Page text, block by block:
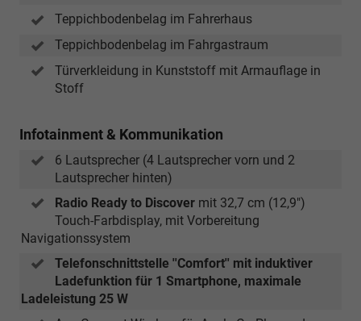
Teppichbodenbelag im Fahrerhaus
Teppichbodenbelag im Fahrgastraum
Türverkleidung in Kunststoff mit Armauflage in
Stoff
Infotainment & Kommunikation
6 Lautsprecher (4 Lautsprecher vorn und 2
Lautsprecher hinten)
Radio Ready to Discover mit 32,7 cm (12,9")
Touch-Farbdisplay, mit Vorbereitung
Navigationssystem
Telefonschnittstelle ''Comfort'' mit induktiver
Ladefunktion für 1 Smartphone, maximale
Ladeleistung 25 W